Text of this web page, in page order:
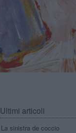
Ultimi articoli
La sinistra de coccio